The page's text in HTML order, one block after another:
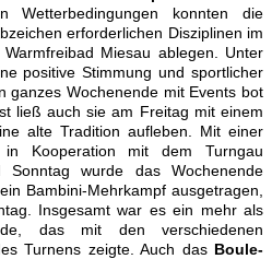
Wetterbedingungen konnten die
erforderlichen Disziplinen im
Miesau ablegen. Unter
positive Stimmung und sportlicher
ganzes Wochenende mit Events bot
ließ auch sie am Freitag mit einem
alte Tradition aufleben. Mit einer
in Kooperation mit dem Turngau
wurde das Wochenende
Bambini-Mehrkampf ausgetragen,
Insgesamt war es ein mehr als
das mit den verschiedenen
Turnens zeigte. Auch das Boule-